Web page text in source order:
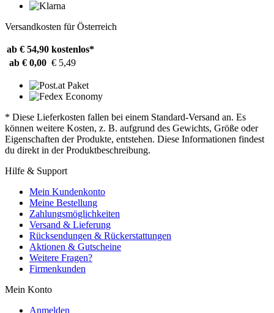
Versandkosten für Österreich
ab € 54,90 kostenlos*
ab € 0,00 € 5,49
* Diese Lieferkosten fallen bei einem Standard-Versand an. Es
können weitere Kosten, z. B. aufgrund des Gewichts, Größe oder
Eigenschaften der Produkte, entstehen. Diese Informationen findest
du direkt in der Produktbeschreibung.
Hilfe & Support
Mein Kundenkonto
Meine Bestellung
Zahlungsmöglichkeiten
Versand & Lieferung
Rücksendungen & Rückerstattungen
Aktionen & Gutscheine
Weitere Fragen?
Firmenkunden
Mein Konto
Anmelden